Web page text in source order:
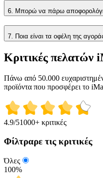
6. Μπορώ να πάρω
7. Ποια είναι τα οφέλη της
Κριτικές πελατών
Πάνω από 50.000
προϊόντα που προσφέρει το
4.9/51000+ κριτικές
Φίλτραρε τις κριτικές
Όλες
100%